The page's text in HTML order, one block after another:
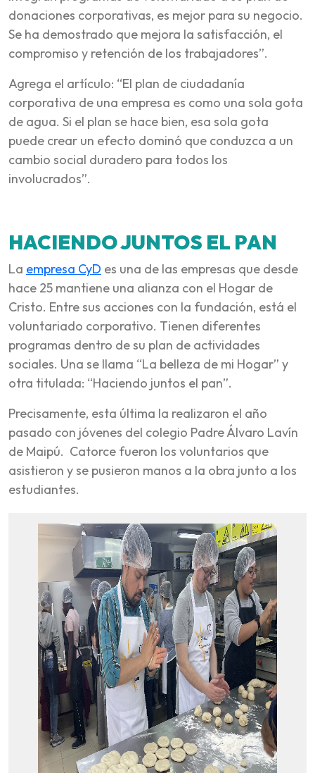
donaciones corporativas, es mejor para su negocio.
Se ha demostrado que mejora la satisfacción, el
compromiso y retención de los trabajadores”.
Agrega el artículo: “El plan de ciudadanía
corporativa de una empresa es como una sola gota
de agua. Si el plan se hace bien, esa sola gota
puede crear un efecto dominó que conduzca a un
cambio social duradero para todos los
involucrados”.
HACIENDO JUNTOS EL PAN
La empresa CyD es una de las empresas que desde
hace 25 mantiene una alianza con el Hogar de
Cristo. Entre sus acciones con la fundación, está el
voluntariado corporativo. Tienen diferentes
programas dentro de su plan de actividades
sociales. Una se llama “La belleza de mi Hogar” y
otra titulada: “Haciendo juntos el pan”.
Precisamente, esta última la realizaron el año
pasado con jóvenes del colegio Padre Álvaro Lavín
de Maipú. Catorce fueron los voluntarios que
asistieron y se pusieron manos a la obra junto a los
estudiantes.